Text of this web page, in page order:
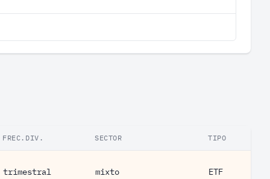
FREC.DIV. SECTOR TIPO
trimestral mixto ETF